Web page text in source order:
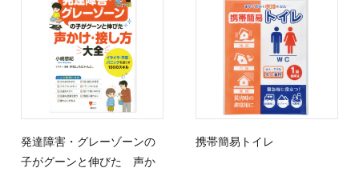
発達障害・グレーゾーンの
子がグーンと伸びた 声か
携帯簡易トイレ